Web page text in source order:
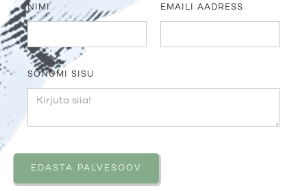
NIMI EMAILI AADRESS
SÕNUMI SISU